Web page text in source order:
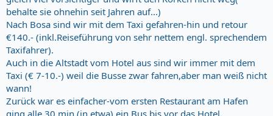
behalte sie ohnehin seit Jahren auf...)
Nach Bosa sind wir mit dem Taxi gefahren-hin und retour
€140.- (inkl.Reiseführung von sehr nettem engl. sprechendem
Taxifahrer).
Auch in die Altstadt vom Hotel aus sind wir immer mit dem
Taxi (€ 7-10.-) weil die Busse zwar fahren,aber man weiß nicht
wann!
Zurück war es einfacher-vom ersten Restaurant am Hafen
ging alle 30 min (in etwa) ein Bus bis vor das Hotel.